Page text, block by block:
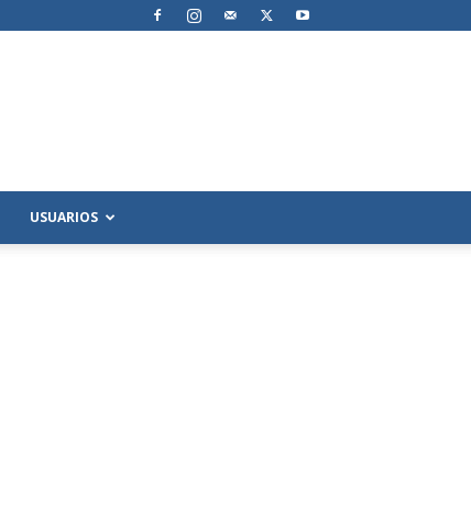
USUARIOS